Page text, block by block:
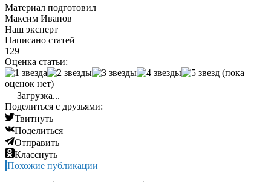
Материал подготовил
Максим Иванов
Наш эксперт
Написано статей
129
Оценка статьи:
(пока
оценок нет)
Загрузка...
Поделиться с друзьями:
Твитнуть
Поделиться
Отправить
Класснуть
Похожие публикации